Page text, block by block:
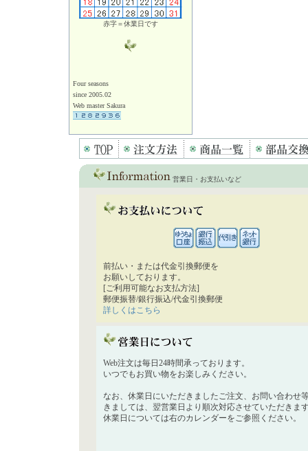
赤字＝休業日です
Four seasons
since 2005.02
Web master Sakura
営業日・お支払いなど
前払い・または代金引換郵便を
お願いしております。
[ご利用可能なお支払方法]
郵便振替/銀行振込/代金引換郵便
詳しくはこちら
Web注文は毎日24時間承っております。
いつでもお買い物をお楽しみください。
なお、休業日にいただきましたご注文、お問い合わせ
きましては、翌営業日より順次対応させていただきま
休業日については右のカレンダーをご参照ください。